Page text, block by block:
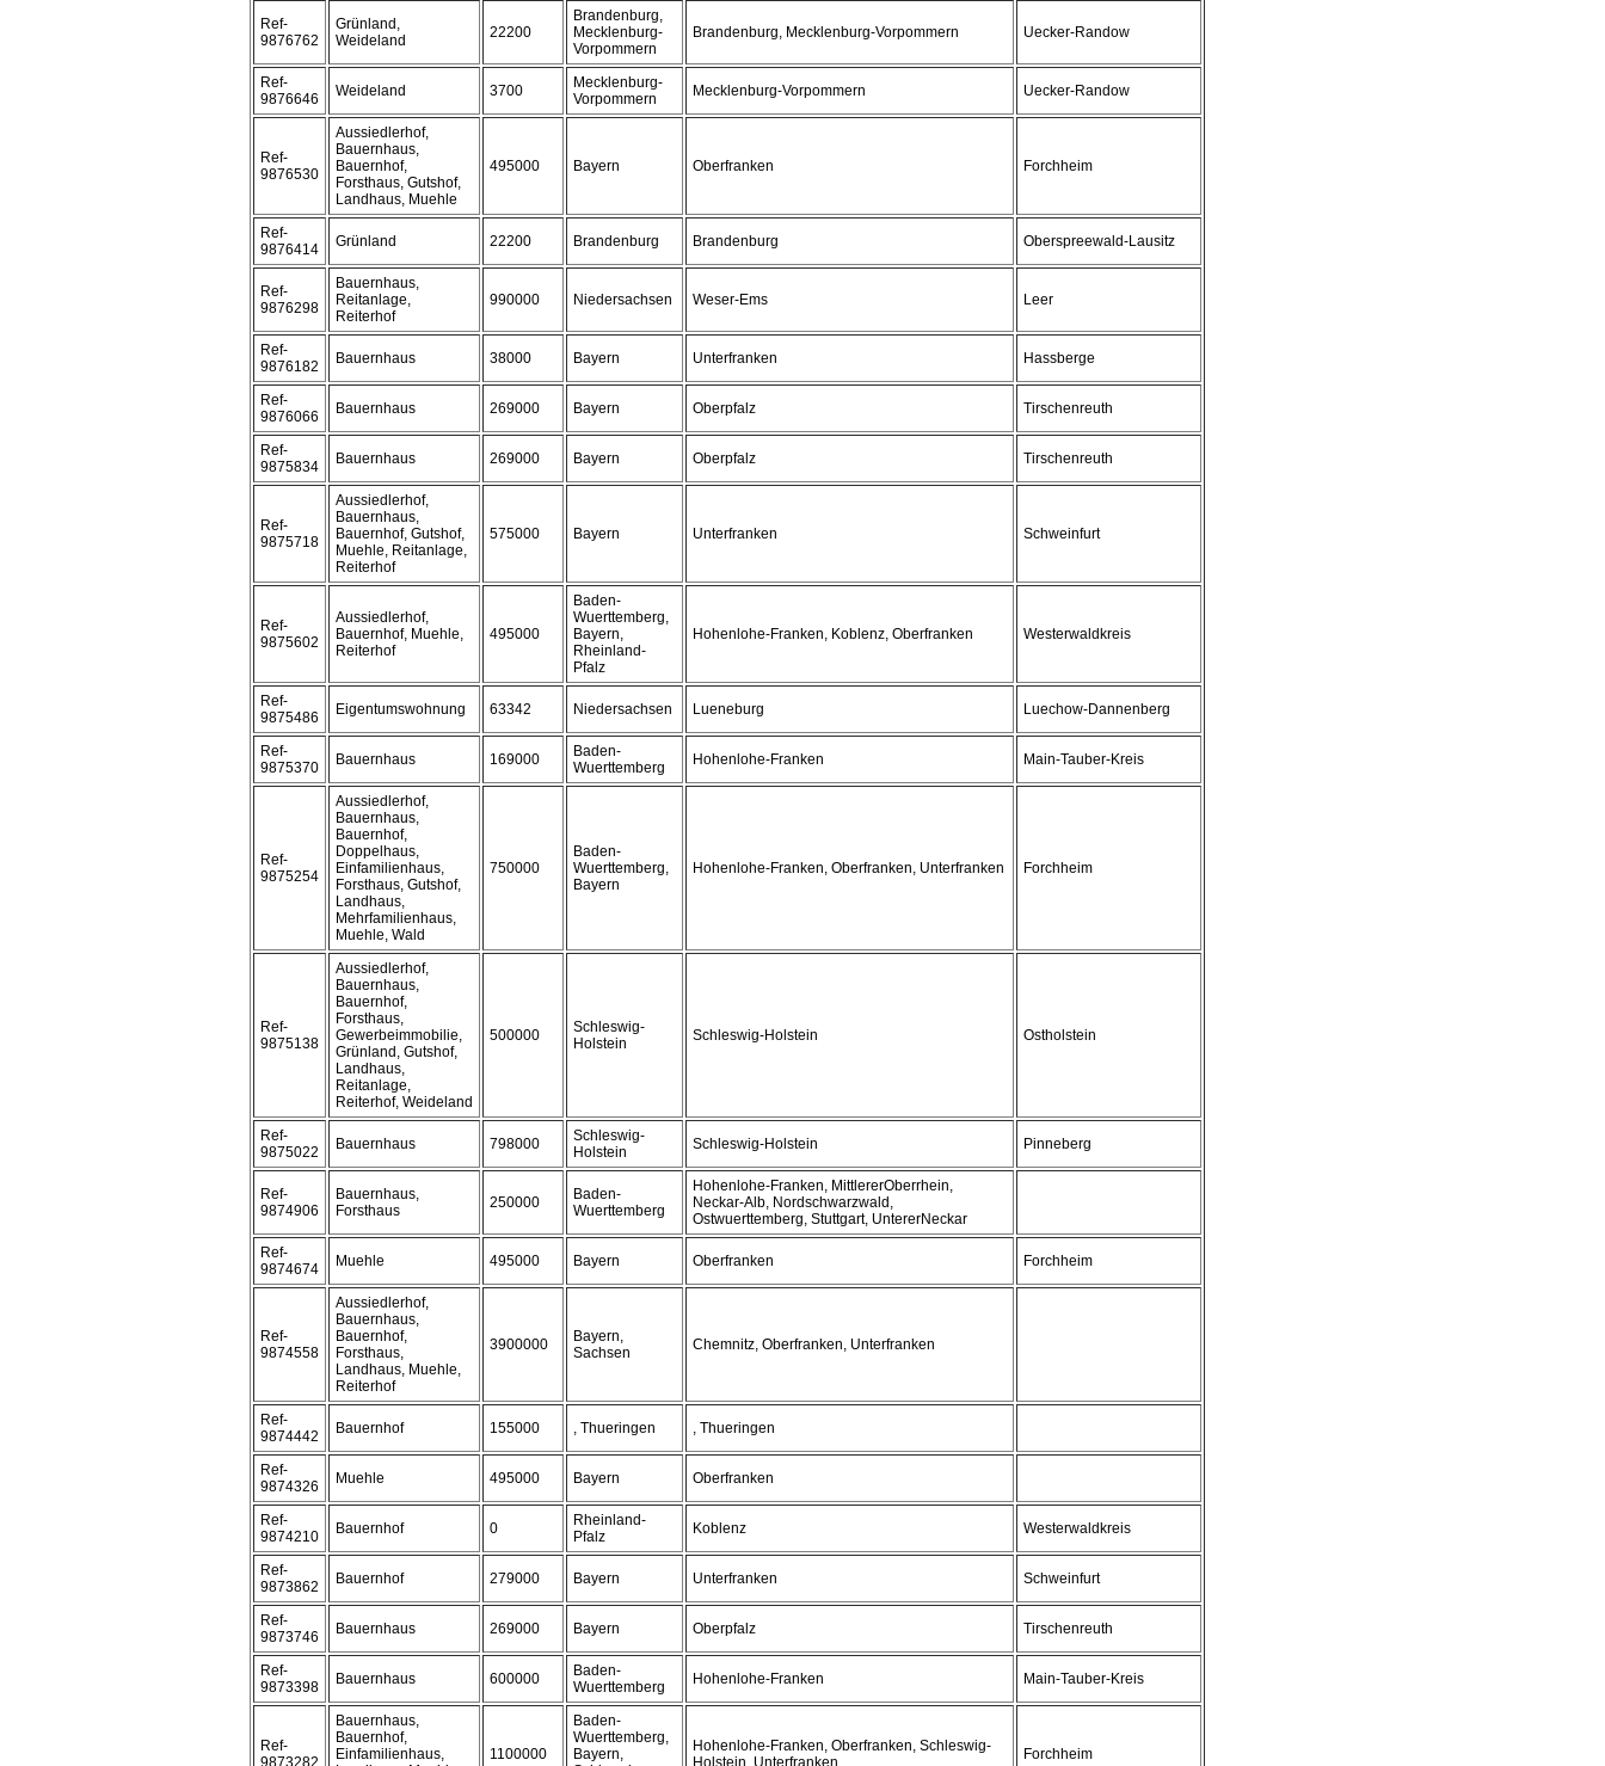
Ref-
9876762
Grünland,
Weideland
22200
Brandenburg,
Mecklenburg-
Vorpommern
Brandenburg, Mecklenburg-Vorpommern Uecker-Randow
Ref-
9876646
Weideland 3700
Mecklenburg-
Vorpommern
Mecklenburg-Vorpommern Uecker-Randow
Ref-
9876530
Aussiedlerhof,
Bauernhaus,
Bauernhof,
Forsthaus, Gutshof,
Landhaus, Muehle
495000 Bayern Oberfranken Forchheim
Ref-
9876414
Grünland 22200 Brandenburg Brandenburg Oberspreewald-Lausitz
Ref-
9876298
Bauernhaus,
Reitanlage,
Reiterhof
990000 Niedersachsen Weser-Ems Leer
Ref-
9876182
Bauernhaus 38000 Bayern Unterfranken Hassberge
Ref-
9876066
Bauernhaus 269000 Bayern Oberpfalz Tirschenreuth
Ref-
9875834
Bauernhaus 269000 Bayern Oberpfalz Tirschenreuth
Ref-
9875718
Aussiedlerhof,
Bauernhaus,
Bauernhof, Gutshof,
Muehle, Reitanlage,
Reiterhof
575000 Bayern Unterfranken Schweinfurt
Ref-
9875602
Aussiedlerhof,
Bauernhof, Muehle,
Reiterhof
495000
Baden-
Wuerttemberg,
Bayern,
Rheinland-
Pfalz
Hohenlohe-Franken, Koblenz, Oberfranken Westerwaldkreis
Ref-
9875486
Eigentumswohnung 63342 Niedersachsen Lueneburg Luechow-Dannenberg
Ref-
9875370
Bauernhaus 169000
Baden-
Wuerttemberg
Hohenlohe-Franken Main-Tauber-Kreis
Ref-
9875254
Aussiedlerhof,
Bauernhaus,
Bauernhof,
Doppelhaus,
Einfamilienhaus,
Forsthaus, Gutshof,
Landhaus,
Mehrfamilienhaus,
Muehle, Wald
750000
Baden-
Wuerttemberg,
Bayern
Hohenlohe-Franken, Oberfranken, Unterfranken Forchheim
Ref-
9875138
Aussiedlerhof,
Bauernhaus,
Bauernhof,
Forsthaus,
Gewerbeimmobilie,
Grünland, Gutshof,
Landhaus,
Reitanlage,
Reiterhof, Weideland
500000
Schleswig-
Holstein
Schleswig-Holstein Ostholstein
Ref-
9875022
Bauernhaus 798000
Schleswig-
Holstein
Schleswig-Holstein Pinneberg
Ref-
9874906
Bauernhaus,
Forsthaus
250000
Baden-
Wuerttemberg
Hohenlohe-Franken, MittlererOberrhein,
Neckar-Alb, Nordschwarzwald,
Ostwuerttemberg, Stuttgart, UntererNeckar
Ref-
9874674
Muehle 495000 Bayern Oberfranken Forchheim
Ref-
9874558
Aussiedlerhof,
Bauernhaus,
Bauernhof,
Forsthaus,
Landhaus, Muehle,
Reiterhof
3900000
Bayern,
Sachsen
Chemnitz, Oberfranken, Unterfranken
Ref-
9874442
Bauernhof 155000 , Thueringen , Thueringen
Ref-
9874326
Muehle 495000 Bayern Oberfranken
Ref-
9874210
Bauernhof 0
Rheinland-
Pfalz
Koblenz Westerwaldkreis
Ref-
9873862
Bauernhof 279000 Bayern Unterfranken Schweinfurt
Ref-
9873746
Bauernhaus 269000 Bayern Oberpfalz Tirschenreuth
Ref-
9873398
Bauernhaus 600000
Baden-
Wuerttemberg
Hohenlohe-Franken Main-Tauber-Kreis
Ref-
9873282
Bauernhaus,
Bauernhof,
Einfamilienhaus,
1100000
Baden-
Wuerttemberg,
Bayern,
Hohenlohe-Franken, Oberfranken, Schleswig-
Holstein, Unterfranken
Forchheim